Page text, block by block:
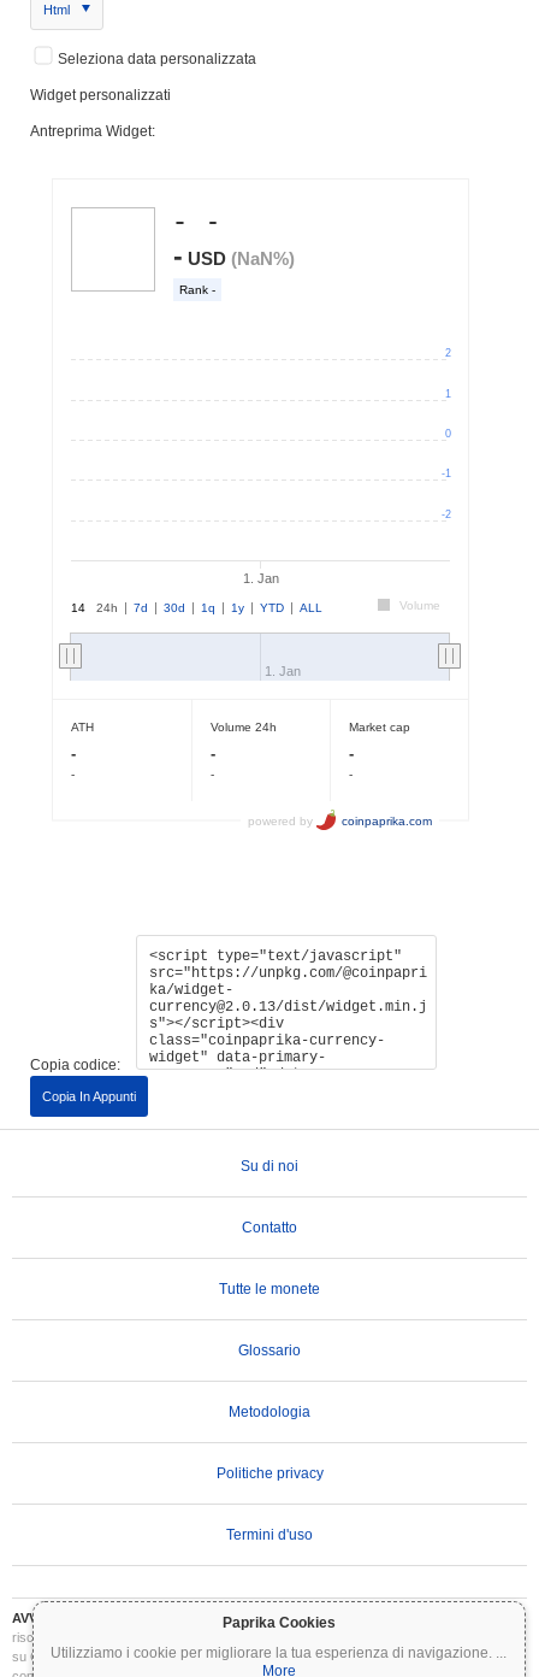
Paprika Cookies
Utilizziamo i cookie per migliorare la tua esperienza di navigazione. ...
More
Html
Seleziona data personalizzata
Widget personalizzati
Antreprima Widget:
Copia codice:
Copia In Appunti
Su di noi
Contatto
Tutte le monete
Glossario
Metodologia
Politiche privacy
Termini d'uso
AVVERTENZA IMPORTANTE:
Le criptovalute sono altamente volatili e comportano
rischi significativi. Potresti perdere parte o tutto il tuo investimento. Tutte le informazioni
su Coinpaprika sono fornite esclusivamente a scopo informativo e non costituiscono